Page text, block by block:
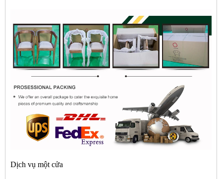
Dịch vụ một cửa